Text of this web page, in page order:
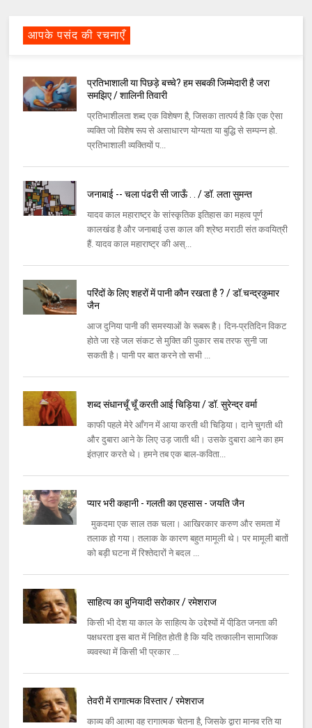
आपके पसंद की रचनाएँ
प्रतिभाशाली या पिछड़े बच्चे? हम सबकी जिम्मेदारी है जरा
समझिए / शालिनी तिवारी
प्रतिभाशीलता शब्द एक विशेषण है, जिसका तात्पर्य है कि एक ऐसा
व्यक्ति जो विशेष रूप से असाधारण योग्यता या बुद्धि से सम्पन्न हो.
प्रतिभाशाली व्यक्तियों प...
जनाबाई -- चला पंढरी सी जाऊँ . . / डॉ. लता सुमन्त
यादव काल महाराष्ट्र के सांस्कृतिक इतिहास का महत्व पूर्ण
कालखंड है और जनाबाई उस काल की श्रेष्ठ मराठी संत कवयित्री
हैं. यादव काल महाराष्ट्र की अस्...
परिंदों के लिए शहरों में पानी कौन रखता है ? / डॉ.चन्द्रकुमार
जैन
आज दुनिया पानी की समस्याओं के रूबरू है। दिन-प्रतिदिन विकट
होते जा रहे जल संकट से मुक्ति की पुकार सब तरफ सुनी जा
सकती है। पानी पर बात करने तो सभी ...
शब्द संधानचूँ चूँ करती आई चिड़िया / डॉ. सुरेन्द्र वर्मा
काफी पहले मेरे आँगन में आया करती थी चिड़िया। दाने चुगती थी
और दुबारा आने के लिए उड़ जाती थी। उसके दुबारा आने का हम
इंतज़ार करते थे। हमने तब एक बाल-कविता...
प्यार भरी कहानी - गलती का एहसास - जयति जैन
मुकदमा एक साल तक चला। आखिरकार करुण और समता में
तलाक हो गया। तलाक के कारण बहुत मामूली थे। पर मामूली बातों
को बड़ी घटना में रिश्तेदारों ने बदल ...
साहित्य का बुनियादी सरोकार / रमेशराज
किसी भी देश या काल के साहित्य के उद्देश्यों में पीडि़त जनता की
पक्षधरता इस बात में निहित होती है कि यदि तत्कालीन सामाजिक
व्यवस्था में किसी भी प्रकार ...
तेवरी में रागात्मक विस्तार / रमेशराज
काव्य की आत्मा वह रागात्मक चेतना है, जिसके द्वारा मानव रति या